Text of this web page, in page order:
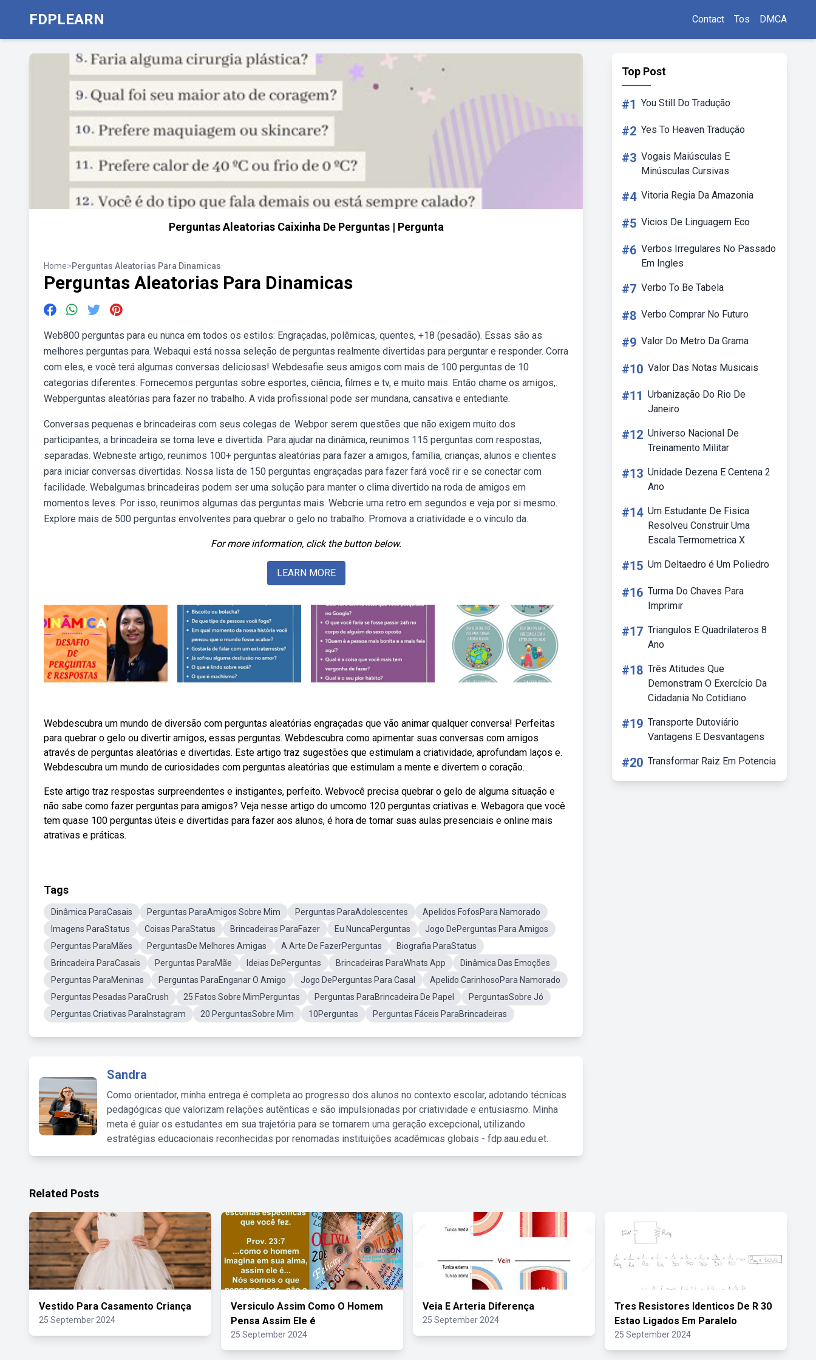
FDPLEARN Contact Tos DMCA
Perguntas Aleatorias Caixinha De Perguntas | Pergunta
Home>Perguntas Aleatorias Para Dinamicas
Perguntas Aleatorias Para Dinamicas
Web800 perguntas para eu nunca em todos os estilos: Engraçadas, polêmicas, quentes, +18 (pesadão). Essas são as
melhores perguntas para. Webaqui está nossa seleção de perguntas realmente divertidas para perguntar e responder. Corra
com eles, e você terá algumas conversas deliciosas! Webdesafie seus amigos com mais de 100 perguntas de 10
categorias diferentes. Fornecemos perguntas sobre esportes, ciência, filmes e tv, e muito mais. Então chame os amigos,.
Webperguntas aleatórias para fazer no trabalho. A vida profissional pode ser mundana, cansativa e entediante.
Conversas pequenas e brincadeiras com seus colegas de. Webpor serem questões que não exigem muito dos
participantes, a brincadeira se torna leve e divertida. Para ajudar na dinâmica, reunimos 115 perguntas com respostas,
separadas. Webneste artigo, reunimos 100+ perguntas aleatórias para fazer a amigos, família, crianças, alunos e clientes
para iniciar conversas divertidas. Nossa lista de 150 perguntas engraçadas para fazer fará você rir e se conectar com
facilidade. Webalgumas brincadeiras podem ser uma solução para manter o clima divertido na roda de amigos em
momentos leves. Por isso, reunimos algumas das perguntas mais. Webcrie uma retro em segundos e veja por si mesmo.
Explore mais de 500 perguntas envolventes para quebrar o gelo no trabalho. Promova a criatividade e o vínculo da.
For more information, click the button below.
LEARN MORE
Webdescubra um mundo de diversão com perguntas aleatórias engraçadas que vão animar qualquer conversa! Perfeitas
para quebrar o gelo ou divertir amigos, essas perguntas. Webdescubra como apimentar suas conversas com amigos
através de perguntas aleatórias e divertidas. Este artigo traz sugestões que estimulam a criatividade, aprofundam laços e.
Webdescubra um mundo de curiosidades com perguntas aleatórias que estimulam a mente e divertem o coração.
Este artigo traz respostas surpreendentes e instigantes, perfeito. Webvocê precisa quebrar o gelo de alguma situação e
não sabe como fazer perguntas para amigos? Veja nesse artigo do umcomo 120 perguntas criativas e. Webagora que você
tem quase 100 perguntas úteis e divertidas para fazer aos alunos, é hora de tornar suas aulas presenciais e online mais
atrativas e práticas.
Tags
Dinâmica ParaCasais Perguntas ParaAmigos Sobre Mim Perguntas ParaAdolescentes
Apelidos FofosPara Namorado
Imagens ParaStatus
Coisas ParaStatus Brincadeiras ParaFazer Eu NuncaPerguntas
Jogo DePerguntas Para Amigos
Perguntas ParaMães
PerguntasDe Melhores Amigas A Arte De FazerPerguntas
Biografia ParaStatus
Brincadeira ParaCasais
Perguntas ParaMãe Ideias DePerguntas Brincadeiras ParaWhats App
Dinâmica Das Emoções
Perguntas ParaMeninas
Perguntas ParaEnganar O Amigo Jogo DePerguntas Para Casal
Apelido CarinhosoPara Namorado
Perguntas Pesadas ParaCrush
25 Fatos Sobre MimPerguntas Perguntas ParaBrincadeira De Papel
PerguntasSobre Jó
Perguntas Criativas ParaInstagram
20 PerguntasSobre Mim 10Perguntas Perguntas Fáceis ParaBrincadeiras
Sandra
Como orientador, minha entrega é completa ao progresso dos alunos no contexto escolar, adotando técnicas
pedagógicas que valorizam relações autênticas e são impulsionadas por criatividade e entusiasmo. Minha
meta é guiar os estudantes em sua trajetória para se tornarem uma geração excepcional, utilizando
estratégias educacionais reconhecidas por renomadas instituições acadêmicas globais - fdp.aau.edu.et.
Top Post
#1 You Still Do Tradução
#2 Yes To Heaven Tradução
#3 Vogais Maiúsculas E
Minúsculas Cursivas
#4 Vitoria Regia Da Amazonia
#5 Vicios De Linguagem Eco
#6 Verbos Irregulares No Passado
Em Ingles
#7 Verbo To Be Tabela
#8 Verbo Comprar No Futuro
#9 Valor Do Metro Da Grama
#10 Valor Das Notas Musicais
#11 Urbanização Do Rio De
Janeiro
#12 Universo Nacional De
Treinamento Militar
#13 Unidade Dezena E Centena 2
Ano
#14 Um Estudante De Fisica
Resolveu Construir Uma
Escala Termometrica X
#15 Um Deltaedro é Um Poliedro
#16 Turma Do Chaves Para
Imprimir
#17 Triangulos E Quadrilateros 8
Ano
#18 Três Atitudes Que
Demonstram O Exercício Da
Cidadania No Cotidiano
#19 Transporte Dutoviário
Vantagens E Desvantagens
#20 Transformar Raiz Em Potencia
Related Posts
Vestido Para Casamento Criança
25 September 2024
Versiculo Assim Como O Homem
Pensa Assim Ele é
25 September 2024
Veia E Arteria Diferença
25 September 2024
Tres Resistores Identicos De R 30
Estao Ligados Em Paralelo
25 September 2024